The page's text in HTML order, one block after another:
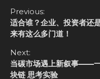
C
o
n
t
i
n
u
Previous:
适合谁？企业、投资者
来有这么多门道！
Next:
当碳市场遇上新叙事——
块链 思考实验